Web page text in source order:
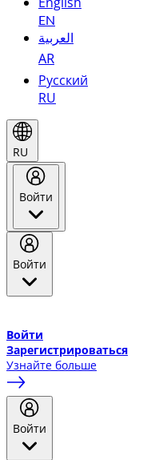
EN
العربية
AR
Русский
RU
RU
Войти
Войти
Войти
Зарегистрироваться
Узнайте больше
Войти